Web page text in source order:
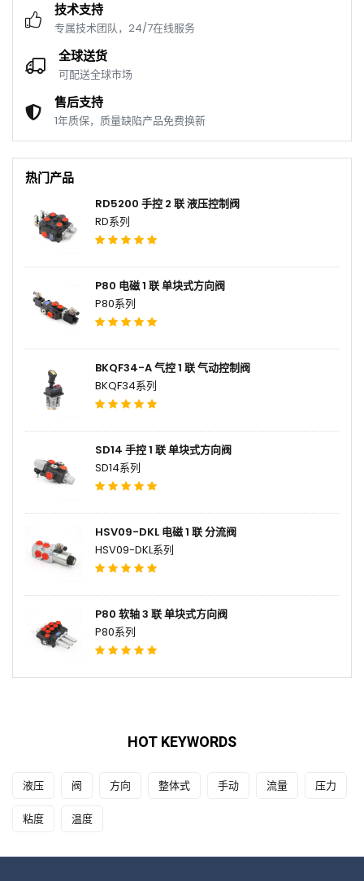
技术支持
专属技术团队，24/7在线服务
全球送货
可配送全球市场
售后支持
1年质保，质量缺陷产品免费换新
热门产品
RD5200 手控 2 联 液压控制阀
RD系列
P80 电磁 1 联 单块式方向阀
P80系列
BKQF34-A 气控 1 联 气动控制阀
BKQF34系列
SD14 手控 1 联 单块式方向阀
SD14系列
HSV09-DKL 电磁 1 联 分流阀
HSV09-DKL系列
P80 软轴 3 联 单块式方向阀
P80系列
HOT KEYWORDS
液压 阀 方向 整体式 手动 流量 压力
粘度 温度